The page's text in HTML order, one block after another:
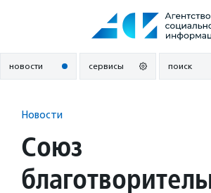
новости сервисы поиск
Новости
Союз